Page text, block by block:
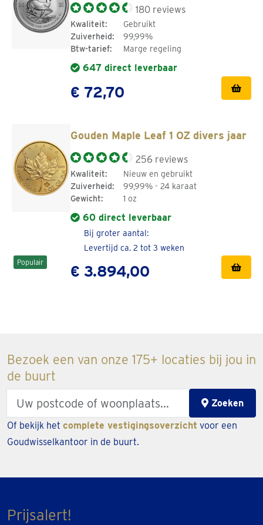
Coert Steynberg.
Het ontwerp van de Gouden Krugerrand is sinds 1967 niet
Investeren in gouden munten zoals de 1 OZ gouden
is met meer dan 3 decennia ervaring expert in fysiek
edelmetaal. We verkopen beleggingsgoud en zilver altijd
op scherpe live prijzen. We gebruiken hiervoor de
wettelijke kaders. Heb je speciale wensen of wil je
verschillende gouden munten aanschaffen? Kom dan
langs bij een van onze ruim 100 kantoren in heel
Nederland en België. Onze edelmetaalspecialisten denken
180 reviews
Kwaliteit:
Gebruikt
Zuiverheid:
99,99%
Btw-tarief:
Marge regeling
647 direct leverbaar
€ 72,70
Populair
Gouden Maple Leaf 1 OZ divers jaar
256 reviews
Kwaliteit:
Nieuw en gebruikt
Zuiverheid:
99,99% - 24 karaat
Gewicht:
1 oz
60 direct leverbaar
Bij groter aantal:
Levertijd ca. 2 tot 3 weken
€ 3.894,00
Bezoek een van onze 175+ locaties bij jou in
de buurt
zipcode
or
Zoeken
Of bekijk het complete vestigingsoverzicht voor een
Goudwisselkantoor in de buurt.
Prijsalert!